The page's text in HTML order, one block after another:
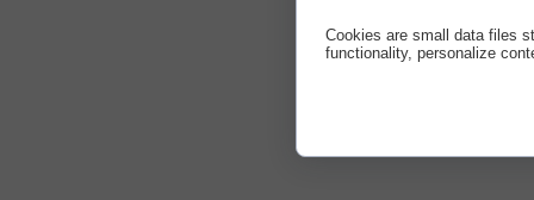
Cookies are small data files
functionality, personalize